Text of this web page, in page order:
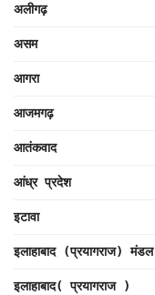
अलीगढ़
असम
आगरा
आजमगढ़
आतंकवाद
आंध्र प्रदेश
इटावा
इलाहाबाद (प्रयागराज) मंडल
इलाहाबाद( प्रयागराज )